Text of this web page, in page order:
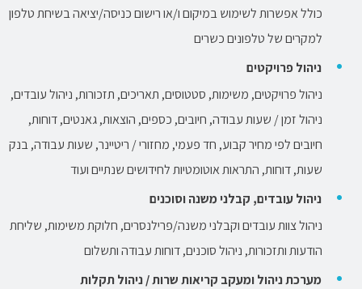
כולל אפשרות לשימוש במיקום ו/או רישום כניסה/יציאה בשיחת טלפון
למקרים של טלפונים כשרים
ניהול פרויקטים
ניהול פרויקטים, משימות, סטטוסים, תאריכים, תזכורות, ניהול עובדים,
ניהול זמן / שעות עבודה, חיובים, כספים, הוצאות, גאנטים, דוחות,
חיובים לפי מחיר קבוע, חד פעמי, מחזורי / ריטיינר, שעות עבודה, בנק
שעות, דוחות, התראות אוטומטיות לחידושים שנתיים ועוד
ניהול עובדים, קבלני משנה וסוכנים
ניהול צוות עובדים וקבלני משנה/פרילנסרים, חלוקת משימות, שליחת
הודעות ותזכורות, ניהול סוכנים, דוחות עבודה ותשלום
מערכת ניהול ומעקב קריאות שרות / ניהול תקלות